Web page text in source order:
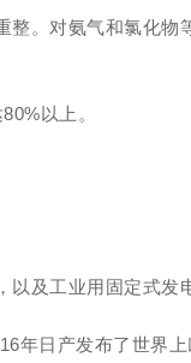
整。对氨气和氯化物
以上。
以及工业用固定式发
年日产发布了世界上